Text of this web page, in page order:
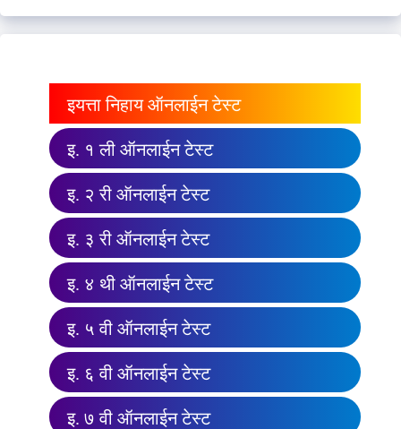
इयत्ता निहाय ऑनलाईन टेस्ट
इ. १ ली ऑनलाईन टेस्ट
इ. २ री ऑनलाईन टेस्ट
इ. ३ री ऑनलाईन टेस्ट
इ. ४ थी ऑनलाईन टेस्ट
इ. ५ वी ऑनलाईन टेस्ट
इ. ६ वी ऑनलाईन टेस्ट
इ. ७ वी ऑनलाईन टेस्ट